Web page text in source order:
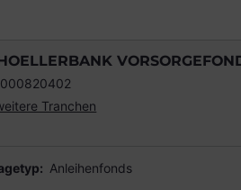
Tranchen
Anleihenfonds